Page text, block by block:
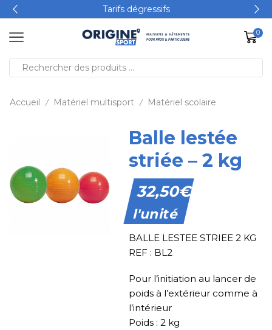
Tarifs dégressifs
0
Accueil / Matériel multisport / Matériel scolaire
Balle lestée
striée – 2 kg
32,50€
l'unité
BALLE LESTEE STRIEE 2 KG
REF : BL2
Pour l’initiation au lancer de
poids à l’extérieur comme à
l’intérieur
Poids : 2 kg